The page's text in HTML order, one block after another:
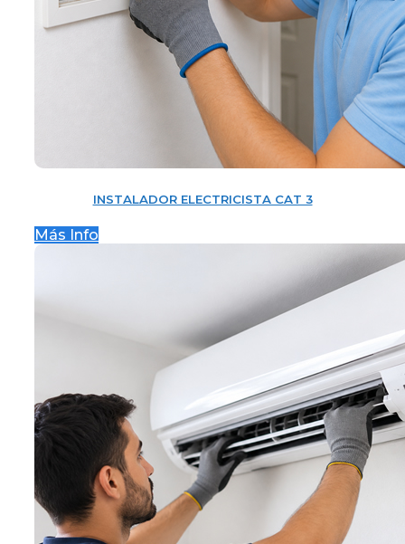
INSTALADOR ELECTRICISTA CAT 3
Más Info